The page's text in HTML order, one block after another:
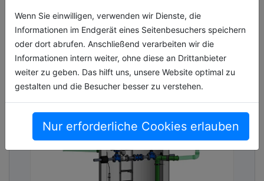
Wenn Sie einwilligen, verwenden wir Dienste, die
Informationen im Endgerät eines Seitenbesuchers speichern
oder dort abrufen. Anschließend verarbeiten wir die
Informationen intern weiter, ohne diese an Drittanbieter
weiter zu geben. Das hilft uns, unsere Website optimal zu
gestalten und die Besucher besser zu verstehen.
Nur erforderliche Cookies erlauben
15.07.2026, Lesezeit ca. 5 Minuten
wasser